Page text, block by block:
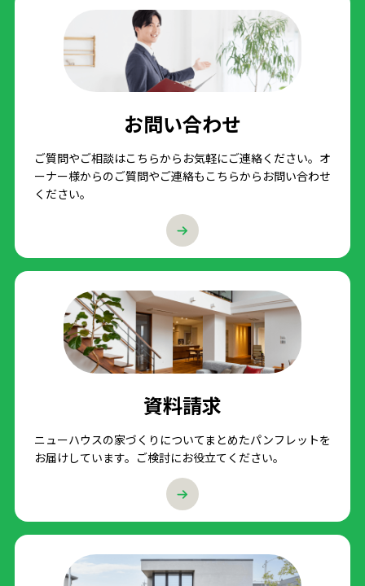
お問い合わせ
ご質問やご相談はこちらからお気軽にご連絡ください。オ
ーナー様からのご質問やご連絡もこちらからお問い合わせ
ください。
資料請求
ニューハウスの家づくりについてまとめたパンフレットを
お届けしています。ご検討にお役立てください。